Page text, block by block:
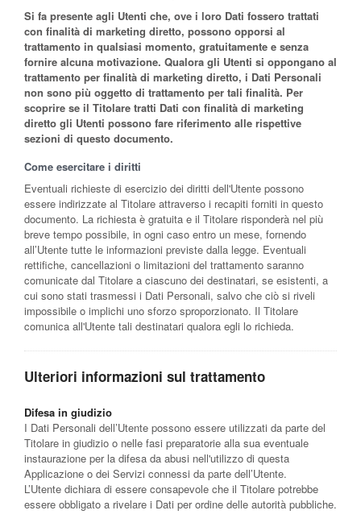
Si fa presente agli Utenti che, ove i loro Dati fossero trattati
con finalità di marketing diretto, possono opporsi al
trattamento in qualsiasi momento, gratuitamente e senza
fornire alcuna motivazione. Qualora gli Utenti si oppongano al
trattamento per finalità di marketing diretto, i Dati Personali
non sono più oggetto di trattamento per tali finalità. Per
scoprire se il Titolare tratti Dati con finalità di marketing
diretto gli Utenti possono fare riferimento alle rispettive
sezioni di questo documento.
Come esercitare i diritti
Eventuali richieste di esercizio dei diritti dell'Utente possono
essere indirizzate al Titolare attraverso i recapiti forniti in questo
documento. La richiesta è gratuita e il Titolare risponderà nel più
breve tempo possibile, in ogni caso entro un mese, fornendo
all’Utente tutte le informazioni previste dalla legge. Eventuali
rettifiche, cancellazioni o limitazioni del trattamento saranno
comunicate dal Titolare a ciascuno dei destinatari, se esistenti, a
cui sono stati trasmessi i Dati Personali, salvo che ciò si riveli
impossibile o implichi uno sforzo sproporzionato. Il Titolare
comunica all'Utente tali destinatari qualora egli lo richieda.
Ulteriori informazioni sul trattamento
Difesa in giudizio
I Dati Personali dell’Utente possono essere utilizzati da parte del
Titolare in giudizio o nelle fasi preparatorie alla sua eventuale
instaurazione per la difesa da abusi nell'utilizzo di questa
Applicazione o dei Servizi connessi da parte dell’Utente.
L’Utente dichiara di essere consapevole che il Titolare potrebbe
essere obbligato a rivelare i Dati per ordine delle autorità pubbliche.